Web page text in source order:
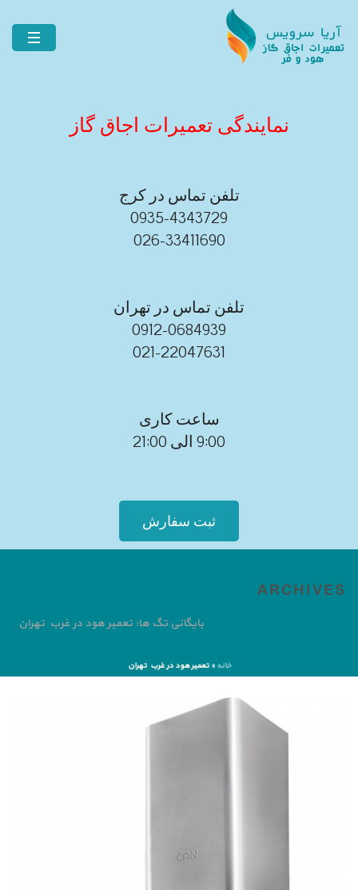
نمایندگی تعمیرات اجاق گاز
تلفن تماس در کرج
0935-4343729
026-33411690
تلفن تماس در تهران
0912-0684939
021-22047631
ساعت کاری
9:00 الی 21:00
ثبت سفارش
ARCHIVES
بایگانی تگ ها: تعمیر هود در غرب تهران
خانه »تعمیر هود در غرب تهران